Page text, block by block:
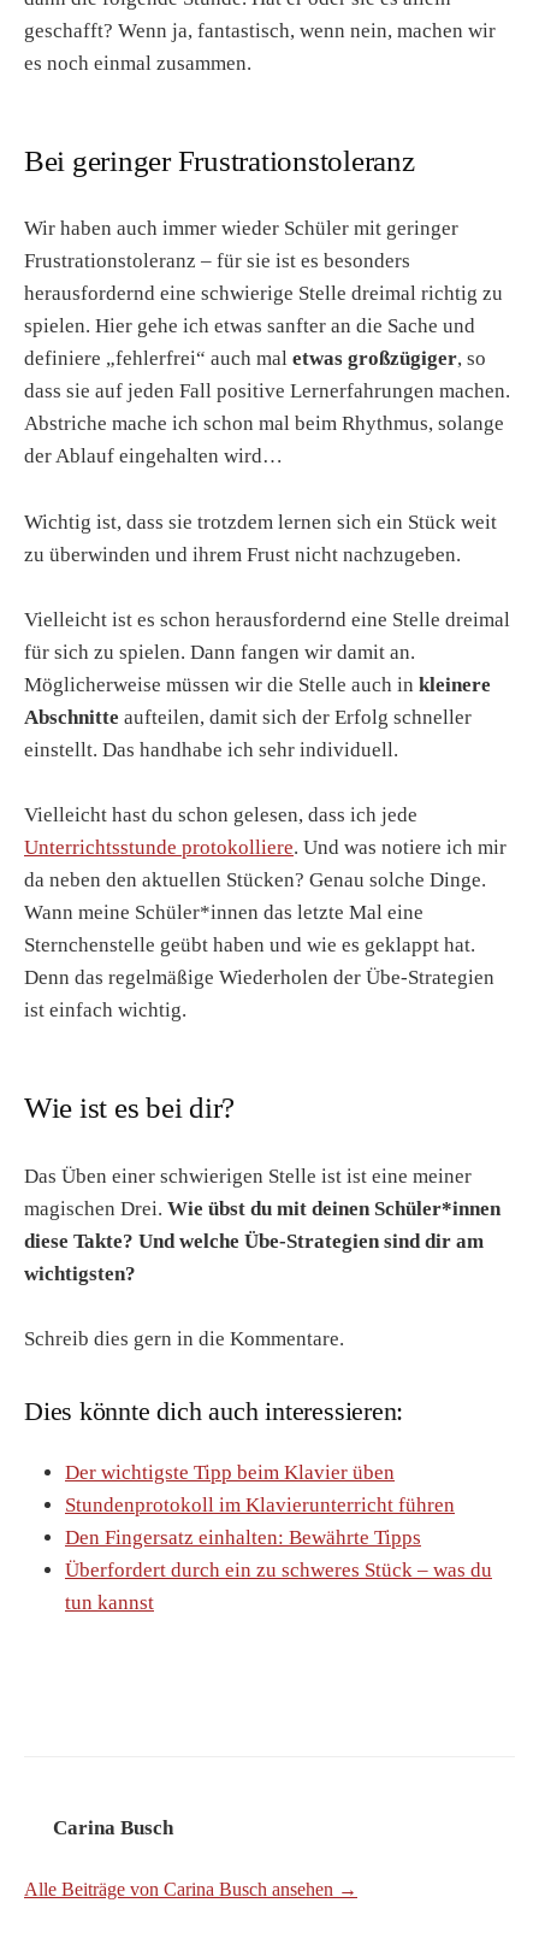
geschafft? Wenn ja, fantastisch, wenn nein, machen wir
es noch einmal zusammen.
Bei geringer Frustrationstoleranz
Wir haben auch immer wieder Schüler mit geringer
Frustrationstoleranz – für sie ist es besonders
herausfordernd eine schwierige Stelle dreimal richtig zu
spielen. Hier gehe ich etwas sanfter an die Sache und
definiere „fehlerfrei“ auch mal etwas großzügiger, so
dass sie auf jeden Fall positive Lernerfahrungen machen.
Abstriche mache ich schon mal beim Rhythmus, solange
der Ablauf eingehalten wird…
Wichtig ist, dass sie trotzdem lernen sich ein Stück weit
zu überwinden und ihrem Frust nicht nachzugeben.
Vielleicht ist es schon herausfordernd eine Stelle dreimal
für sich zu spielen. Dann fangen wir damit an.
Möglicherweise müssen wir die Stelle auch in kleinere
Abschnitte aufteilen, damit sich der Erfolg schneller
einstellt. Das handhabe ich sehr individuell.
Vielleicht hast du schon gelesen, dass ich jede
Unterrichtsstunde protokolliere. Und was notiere ich mir
da neben den aktuellen Stücken? Genau solche Dinge.
Wann meine Schüler*innen das letzte Mal eine
Sternchenstelle geübt haben und wie es geklappt hat.
Denn das regelmäßige Wiederholen der Übe-Strategien
ist einfach wichtig.
Wie ist es bei dir?
Das Üben einer schwierigen Stelle ist ist eine meiner
magischen Drei. Wie übst du mit deinen Schüler*innen
diese Takte? Und welche Übe-Strategien sind dir am
wichtigsten?
Schreib dies gern in die Kommentare.
Dies könnte dich auch interessieren:
Der wichtigste Tipp beim Klavier üben
Stundenprotokoll im Klavierunterricht führen
Den Fingersatz einhalten: Bewährte Tipps
Überfordert durch ein zu schweres Stück – was du
tun kannst
Carina Busch
Alle Beiträge von Carina Busch ansehen →